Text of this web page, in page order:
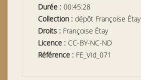
Durée : 00:45:28
Collection : dépôt Françoise Étay
Droits : Françoise Étay
Licence : CC-BY-NC-ND
Référence : FE_VId_071